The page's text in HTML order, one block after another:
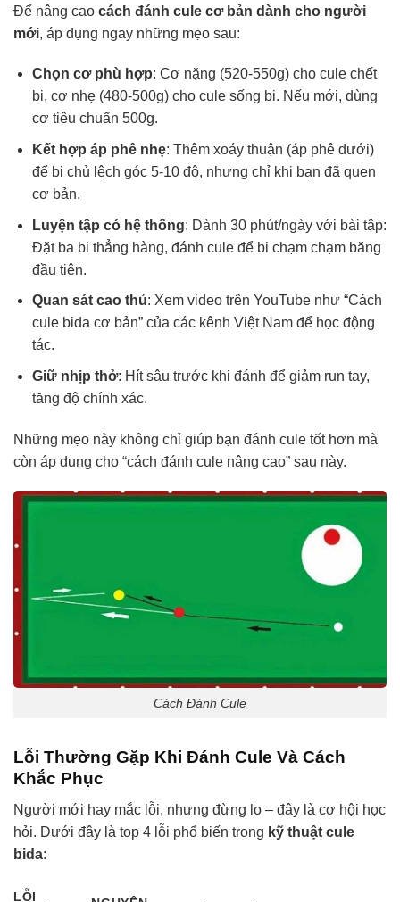
Để nâng cao cách đánh cule cơ bản dành cho người
mới, áp dụng ngay những mẹo sau:
Chọn cơ phù hợp: Cơ nặng (520-550g) cho cule chết
bi, cơ nhẹ (480-500g) cho cule sống bi. Nếu mới, dùng
cơ tiêu chuẩn 500g.
Kết hợp áp phê nhẹ: Thêm xoáy thuận (áp phê dưới)
để bi chủ lệch góc 5-10 độ, nhưng chỉ khi bạn đã quen
cơ bản.
Luyện tập có hệ thống: Dành 30 phút/ngày với bài tập:
Đặt ba bi thẳng hàng, đánh cule để bi chạm chạm băng
đầu tiên.
Quan sát cao thủ: Xem video trên YouTube như “Cách
cule bida cơ bản” của các kênh Việt Nam để học động
tác.
Giữ nhịp thở: Hít sâu trước khi đánh để giảm run tay,
tăng độ chính xác.
Những mẹo này không chỉ giúp bạn đánh cule tốt hơn mà
còn áp dụng cho “cách đánh cule nâng cao” sau này.
Cách Đánh Cule
Lỗi Thường Gặp Khi Đánh Cule Và Cách
Khắc Phục
Người mới hay mắc lỗi, nhưng đừng lo – đây là cơ hội học
hỏi. Dưới đây là top 4 lỗi phổ biến trong kỹ thuật cule
bida:
LỖI